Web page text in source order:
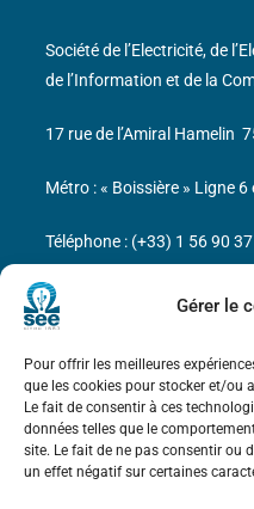
Gérer le
Pour offrir les meilleures
que les cookies pour stocker et/ou
Le fait de consentir à ces
données telles que le
site. Le fait de ne pas consentir ou
un effet négatif sur certaines
Bicentenaire des
Marie Ampère
Mentions légales
Société de l’Electricité, de
de l’Information et de la
17 rue de l’Amiral Hamelin
Métro : « Boissière » Ligne 6
Téléphone : (+33) 1 56 90
N° de SIREN : 785 393 232,
communautaire : FR44 785